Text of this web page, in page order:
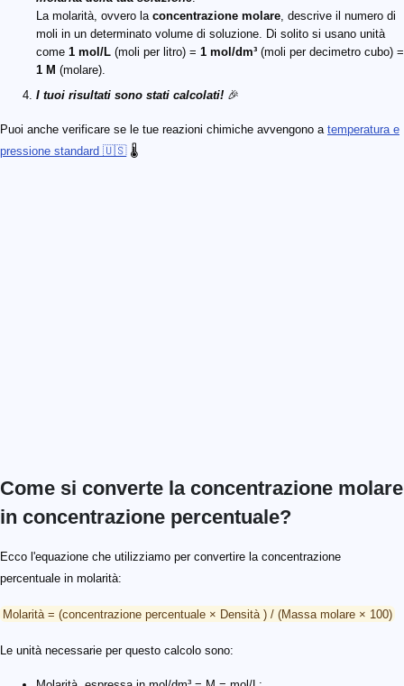
La molarità, ovvero la concentrazione molare , descrive il numero di
moli in un determinato volume di soluzione. Di solito si usano unità
come 1 mol/L (moli per litro) = 1 mol/dm³ (moli per decimetro cubo) =
1 M (molare).
I tuoi risultati sono stati calcolati! 🎉
Puoi anche verificare se le tue reazioni chimiche avvengono a temperatura e
pressione standard 🇺🇸🌡️
Come si converte la concentrazione molare
in concentrazione percentuale?
Ecco l'equazione che utilizziamo per convertire la concentrazione
percentuale in molarità:
Molarità = (concentrazione percentuale × Densità ) / (Massa molare × 100)
Le unità necessarie per questo calcolo sono: